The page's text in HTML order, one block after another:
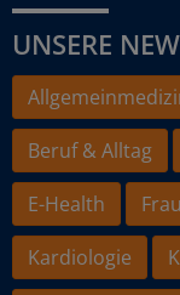
UNSERE
Beruf & Alltag
E-Health
Kardiologie